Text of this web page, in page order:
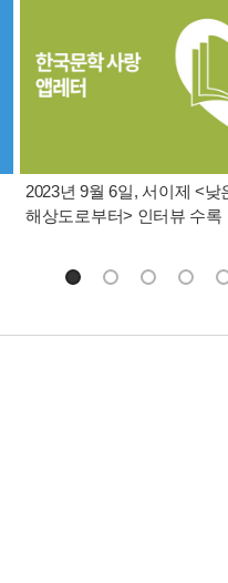
2023년 9월 6일, 서이제 <낮
해상도로부터> 인터뷰 수록